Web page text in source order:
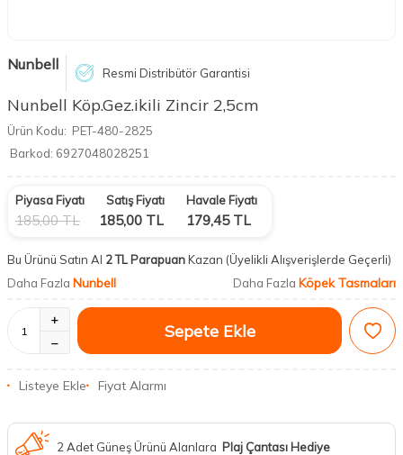
Nunbell Resmi Distribütör Garantisi
Nunbell Köp.Gez.ikili Zincir 2,5cm
Ürün Kodu: PET-480-2825
Barkod: 6927048028251
Piyasa Fiyatı
185,00TL
Satış Fiyatı
185,00 TL
Havale Fiyatı
179,45TL
Bu Ürünü Satın Al 2 TL ParapuanKazan (Üyelikli Alışverişlerde Geçerli)
Daha Fazla Nunbell Daha Fazla Köpek Tasmaları
Sepete Ekle
Listeye Ekle Fiyat Alarmı
2 Adet Güneş Ürünü Alanlara Plaj Çantası Hediye